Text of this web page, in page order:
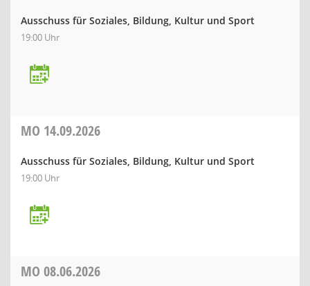
Ausschuss für Soziales, Bildung, Kultur und Sport
19:00 Uhr
MO 14.09.2026
Ausschuss für Soziales, Bildung, Kultur und Sport
19:00 Uhr
MO 08.06.2026